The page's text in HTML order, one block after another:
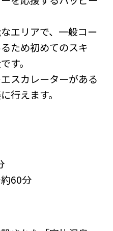
エリアで、一般コー
ため初めてのスキ
す。
スカレーターがある
行えます。
60分